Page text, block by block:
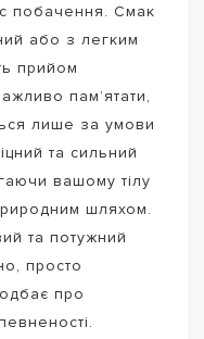
побачення. Смак
або з легким
прийом
пам’ятати,
лише за умови
та сильний
вашому тілу
шляхом.
та потужний
просто
про